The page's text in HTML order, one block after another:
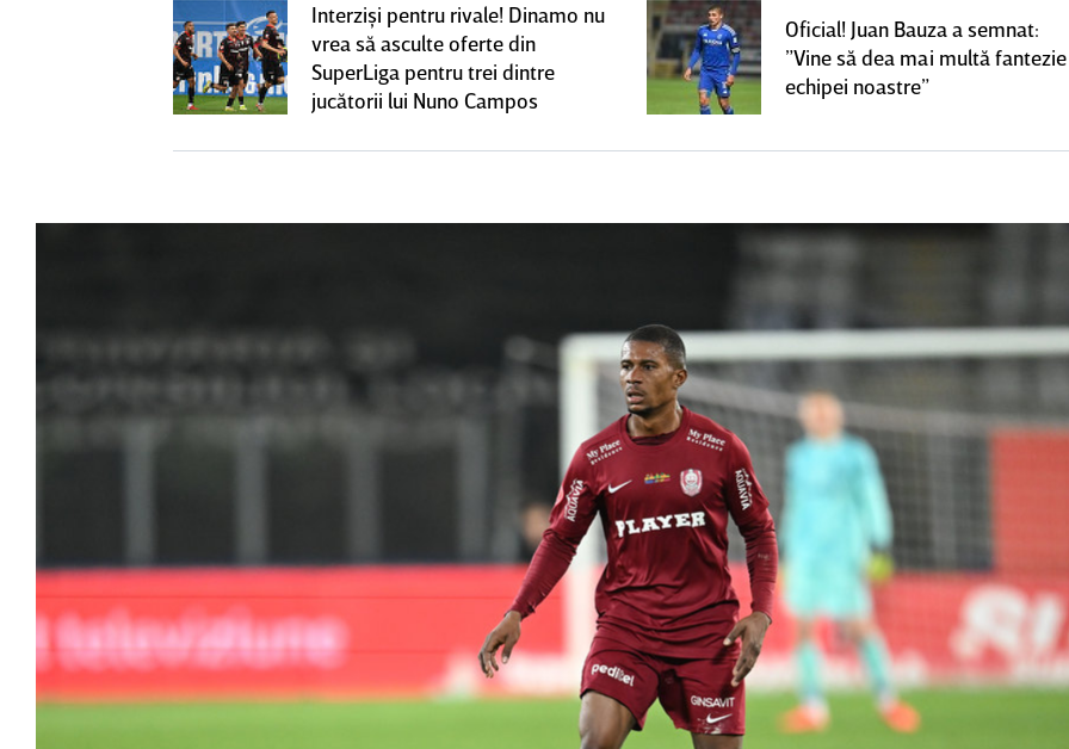
Interzişi pentru rivale! Dinamo nu
vrea să asculte oferte din
SuperLiga pentru trei dintre
jucătorii lui Nuno Campos
Oficial! Juan Bauza a semnat:
”Vine să dea mai multă fantezie
echipei noastre”